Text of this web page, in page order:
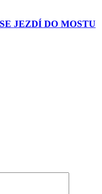
JEZDÍ DO MOSTU